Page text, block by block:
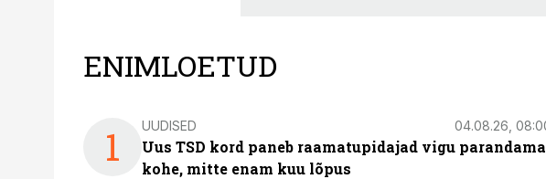
ENIMLOETUD
1 UUDISED 04.08.26,
Uus TSD kord paneb raamatupidajad vigu parandama
kohe, mitte enam kuu lõpus